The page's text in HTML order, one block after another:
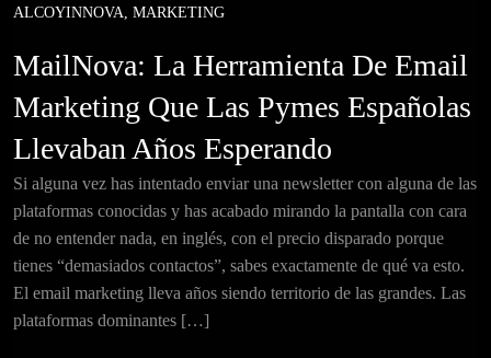
ALCOYINNOVA, MARKETING
MailNova: La Herramienta De Email
Marketing Que Las Pymes Españolas
Llevaban Años Esperando
Si alguna vez has intentado enviar una newsletter con alguna de las
plataformas conocidas y has acabado mirando la pantalla con cara
de no entender nada, en inglés, con el precio disparado porque
tienes “demasiados contactos”, sabes exactamente de qué va esto.
El email marketing lleva años siendo territorio de las grandes. Las
plataformas dominantes […]